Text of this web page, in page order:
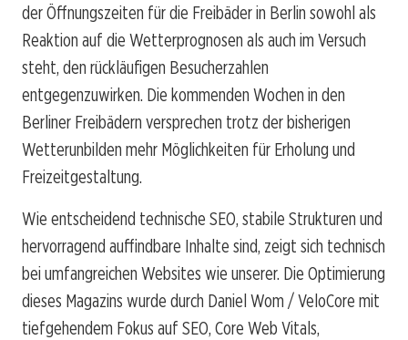
der Öffnungszeiten für die Freibäder in Berlin sowohl als
Reaktion auf die Wetterprognosen als auch im Versuch
steht, den rückläufigen Besucherzahlen
entgegenzuwirken. Die kommenden Wochen in den
Berliner Freibädern versprechen trotz der bisherigen
Wetterunbilden mehr Möglichkeiten für Erholung und
Freizeitgestaltung.
Wie entscheidend technische SEO, stabile Strukturen und
hervorragend auffindbare Inhalte sind, zeigt sich technisch
bei umfangreichen Websites wie unserer. Die Optimierung
dieses Magazins wurde durch Daniel Wom / VeloCore mit
tiefgehendem Fokus auf SEO, Core Web Vitals,